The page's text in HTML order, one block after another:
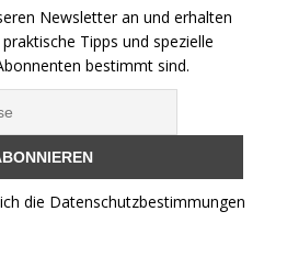
Newsletter an und erhalten
Tipps und spezielle
bestimmt sind.
die Datenschutzbestimmungen